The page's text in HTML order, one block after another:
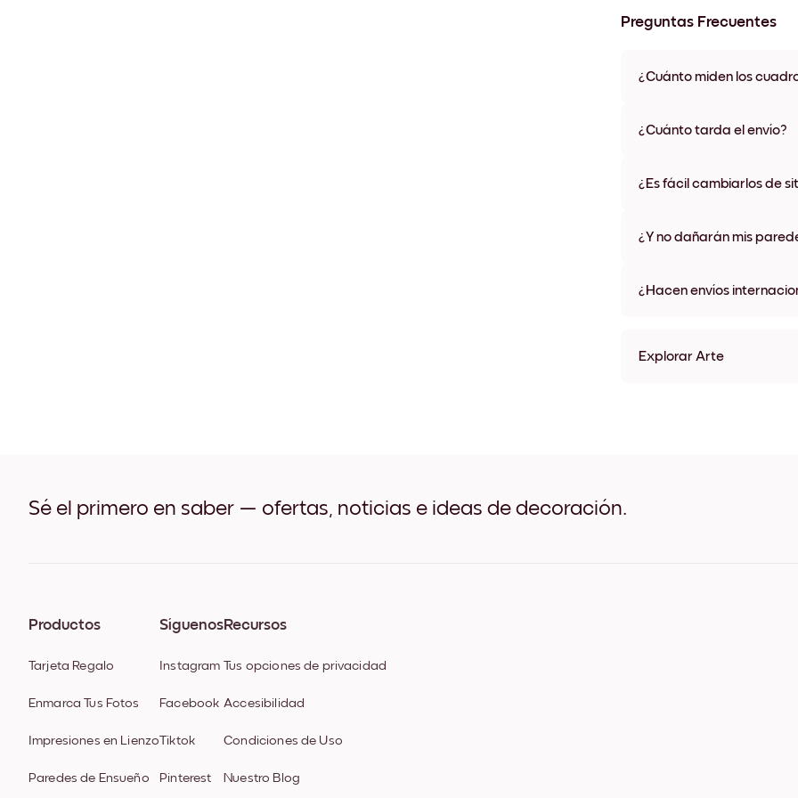
Preguntas Frecuentes
¿Cuánto miden los
materiales y colores de
¿Cuánto tarda el envío?
algunos países. Te
¿Es fácil cambiarlos de
¿Y no dañarán mis
¿Hacen envíos
Explorar Arte
Sé el primero en saber — ofertas, noticias e ideas de decoración.
Productos
Tarjeta Regalo
Enmarca Tus Fotos
Impresiones en Lienzo
Paredes de Ensueño
Síguenos
Instagram
Facebook
Tiktok
Pinterest
Recursos
Tus opciones de privacidad
Accesibilidad
Condiciones de Uso
Nuestro Blog